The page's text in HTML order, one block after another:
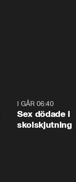
I GÅR 06:40
Sex dödade i
skolskjutning